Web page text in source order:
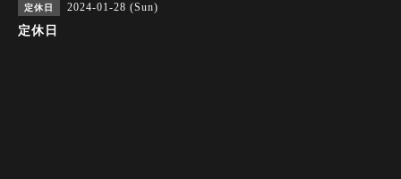
定休日 2024-01-28 (Sun)
定休日